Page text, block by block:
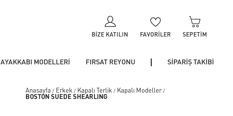
BIZE KATILIN FAVORILER SEPETIM
AYAKKABI MODELLERİ FIRSAT REYONU SİPARİŞ TAKİBİ
Anasayfa / Erkek / Kapalı Terlik / Kapalı Modeller /
BOSTON SUEDE SHEARLING